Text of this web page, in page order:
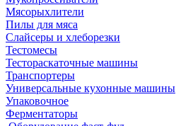
Мясорыхлители
Пилы для мяса
Слайсеры и хлеборезки
Тестомесы
Тестораскаточные машины
Транспортеры
Универсальные кухонные машины
Упаковочное
Ферментаторы